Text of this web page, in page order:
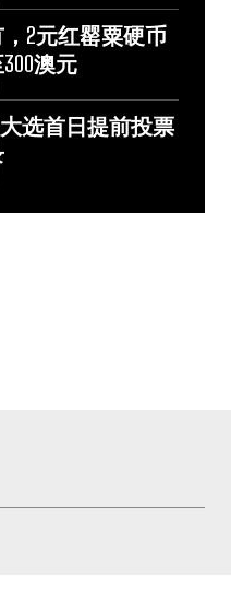
2元红罂粟硬币
澳元
大选首日提前投票